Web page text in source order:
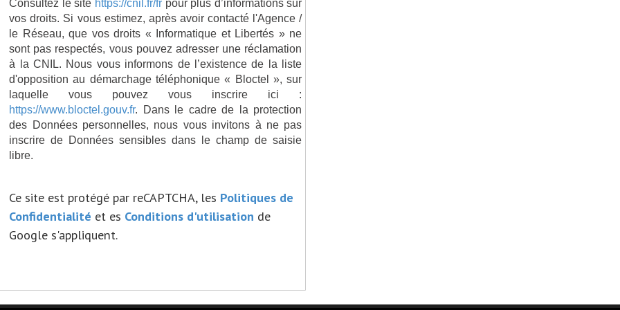
Consultez le site https://cnil.fr/frpour plus d’informations sur
vos droits. Si vous estimez, après avoir contacté l'Agence /
le Réseau, que vos droits « Informatique et Libertés » ne
sont pas respectés, vous pouvez adresser une réclamation
à la CNIL. Nous vous informons de l’existence de la liste
d'opposition au démarchage téléphonique « Bloctel », sur
laquelle vous pouvez vous inscrire ici :
https://www.bloctel.gouv.fr. Dans le cadre de la protection
des Données personnelles, nous vous invitons à ne pas
inscrire de Données sensibles dans le champ de saisie
libre.
Ce site est protégé par reCAPTCHA, les Politiques de
Confidentialité et es Conditions d'utilisation de
Google s'appliquent.